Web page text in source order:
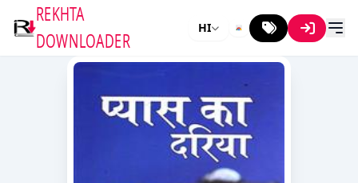
REKHTA
DOWNLOADER
HI